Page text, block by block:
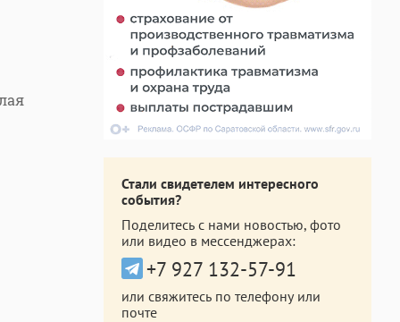
Стали свидетелем интересного
события?
Поделитесь с нами новостью, фото
или видео в мессенджерах:
+7 927 132-57-91
или свяжитесь по телефону или
почте